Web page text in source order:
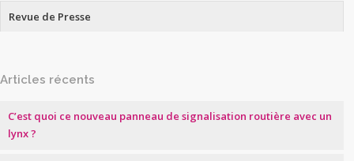
Revue de Presse
Articles récents
C’est quoi ce nouveau panneau de signalisation routière avec un
lynx ?